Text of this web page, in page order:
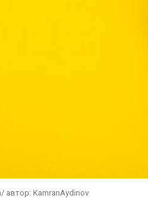
автор: KamranAydinov